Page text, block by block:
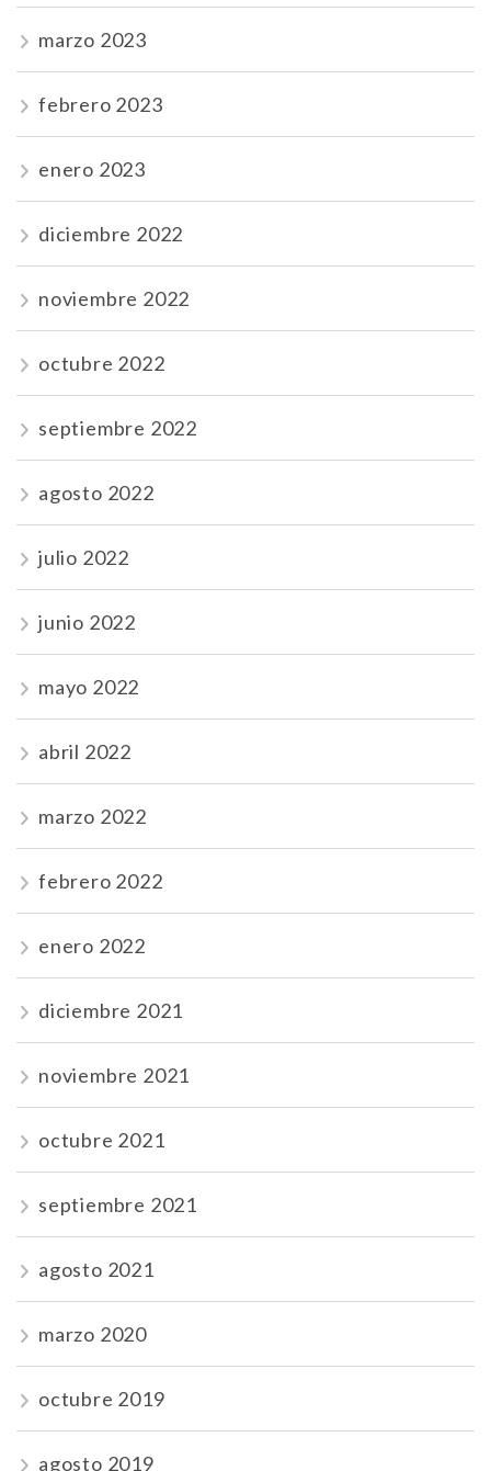
marzo 2023
febrero 2023
enero 2023
diciembre 2022
noviembre 2022
octubre 2022
septiembre 2022
agosto 2022
julio 2022
junio 2022
mayo 2022
abril 2022
marzo 2022
febrero 2022
enero 2022
diciembre 2021
noviembre 2021
octubre 2021
septiembre 2021
agosto 2021
marzo 2020
octubre 2019
agosto 2019